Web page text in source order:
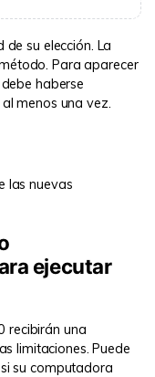
su elección. La
Para aparecer
haberse
menos una vez.
las nuevas
ejecutar
recibirán una
limitaciones. Puede
su computadora